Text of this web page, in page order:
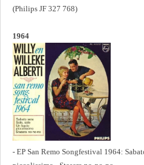
(Philips JF 327 768)
1964
- EP San Remo Songfestival 1964: